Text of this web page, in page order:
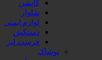
کاپشن
شلوار
لوازم ایمنی
دستکش
فرست لیر
پوشاک